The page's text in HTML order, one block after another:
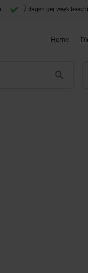
7 dagen per week
Home